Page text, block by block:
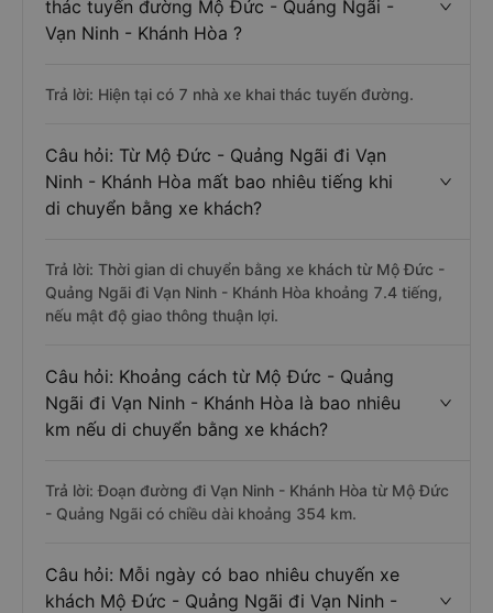
thác tuyến đường Mộ Đức - Quảng Ngãi -
Vạn Ninh - Khánh Hòa ?
Trả lời: Hiện tại có 7 nhà xe khai thác tuyến đường.
Câu hỏi: Từ Mộ Đức - Quảng Ngãi đi Vạn
Ninh - Khánh Hòa mất bao nhiêu tiếng khi
di chuyển bằng xe khách?
Trả lời: Thời gian di chuyển bằng xe khách từ Mộ Đức -
Quảng Ngãi đi Vạn Ninh - Khánh Hòa khoảng 7.4 tiếng,
nếu mật độ giao thông thuận lợi.
Câu hỏi: Khoảng cách từ Mộ Đức - Quảng
Ngãi đi Vạn Ninh - Khánh Hòa là bao nhiêu
km nếu di chuyển bằng xe khách?
Trả lời: Đoạn đường đi Vạn Ninh - Khánh Hòa từ Mộ Đức
- Quảng Ngãi có chiều dài khoảng 354 km.
Câu hỏi: Mỗi ngày có bao nhiêu chuyến xe
khách Mộ Đức - Quảng Ngãi đi Vạn Ninh -